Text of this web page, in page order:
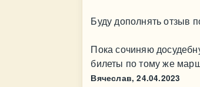
Буду дополнять отзыв
Пока сочиняю
билеты по тому же
Вячеслав, 24.04.2023